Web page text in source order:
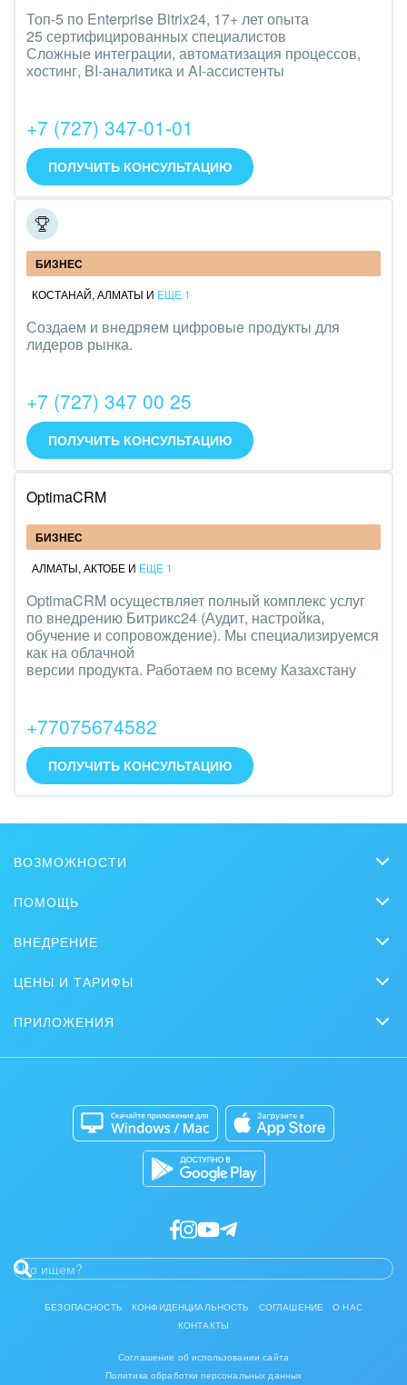
Топ-5 по Enterprise Bitrix24, 17+ лет опыта
25 сертифицированных специалистов
Сложные интеграции, автоматизация процессов,
хостинг, BI-аналитика и AI-ассистенты
+7 (727) 347-01-01
ПОЛУЧИТЬ КОНСУЛЬТАЦИЮ
ITL
БИЗНЕС
КОСТАНАЙ, АЛМАТЫ И ЕЩЕ 1
Создаем и внедряем цифровые продукты для
лидеров рынка.
+7 (727) 347 00 25
ПОЛУЧИТЬ КОНСУЛЬТАЦИЮ
OptimaCRM
БИЗНЕС
АЛМАТЫ, АКТОБЕ И ЕЩЕ 1
OptimaCRM осуществляет полный комплекс услуг
по внедрению Битрикс24 (Аудит, настройка,
обучение и сопровождение). Мы специализируемся
как на облачной
версии продукта. Работаем по всему Казахстану
+77075674582
ПОЛУЧИТЬ КОНСУЛЬТАЦИЮ
ВОЗМОЖНОСТИ
BitrixGPT
Совместная работа
ПОМОЩЬ
Обучение
Вебинары
Журнал Битрикс24
ВНЕДРЕНИЕ
Партнеры
Стать партнером
ЦЕНЫ И ТАРИФЫ
ПРИЛОЖЕНИЯ
Каталог приложений
Разработчикам приложений
БЕЗОПАСНОСТЬ КОНФИДЕНЦИАЛЬНОСТЬ СОГЛАШЕНИЕ
О НАС
КОНТАКТЫ
Соглашение об использовании сайта
Политика обработки персональных данных